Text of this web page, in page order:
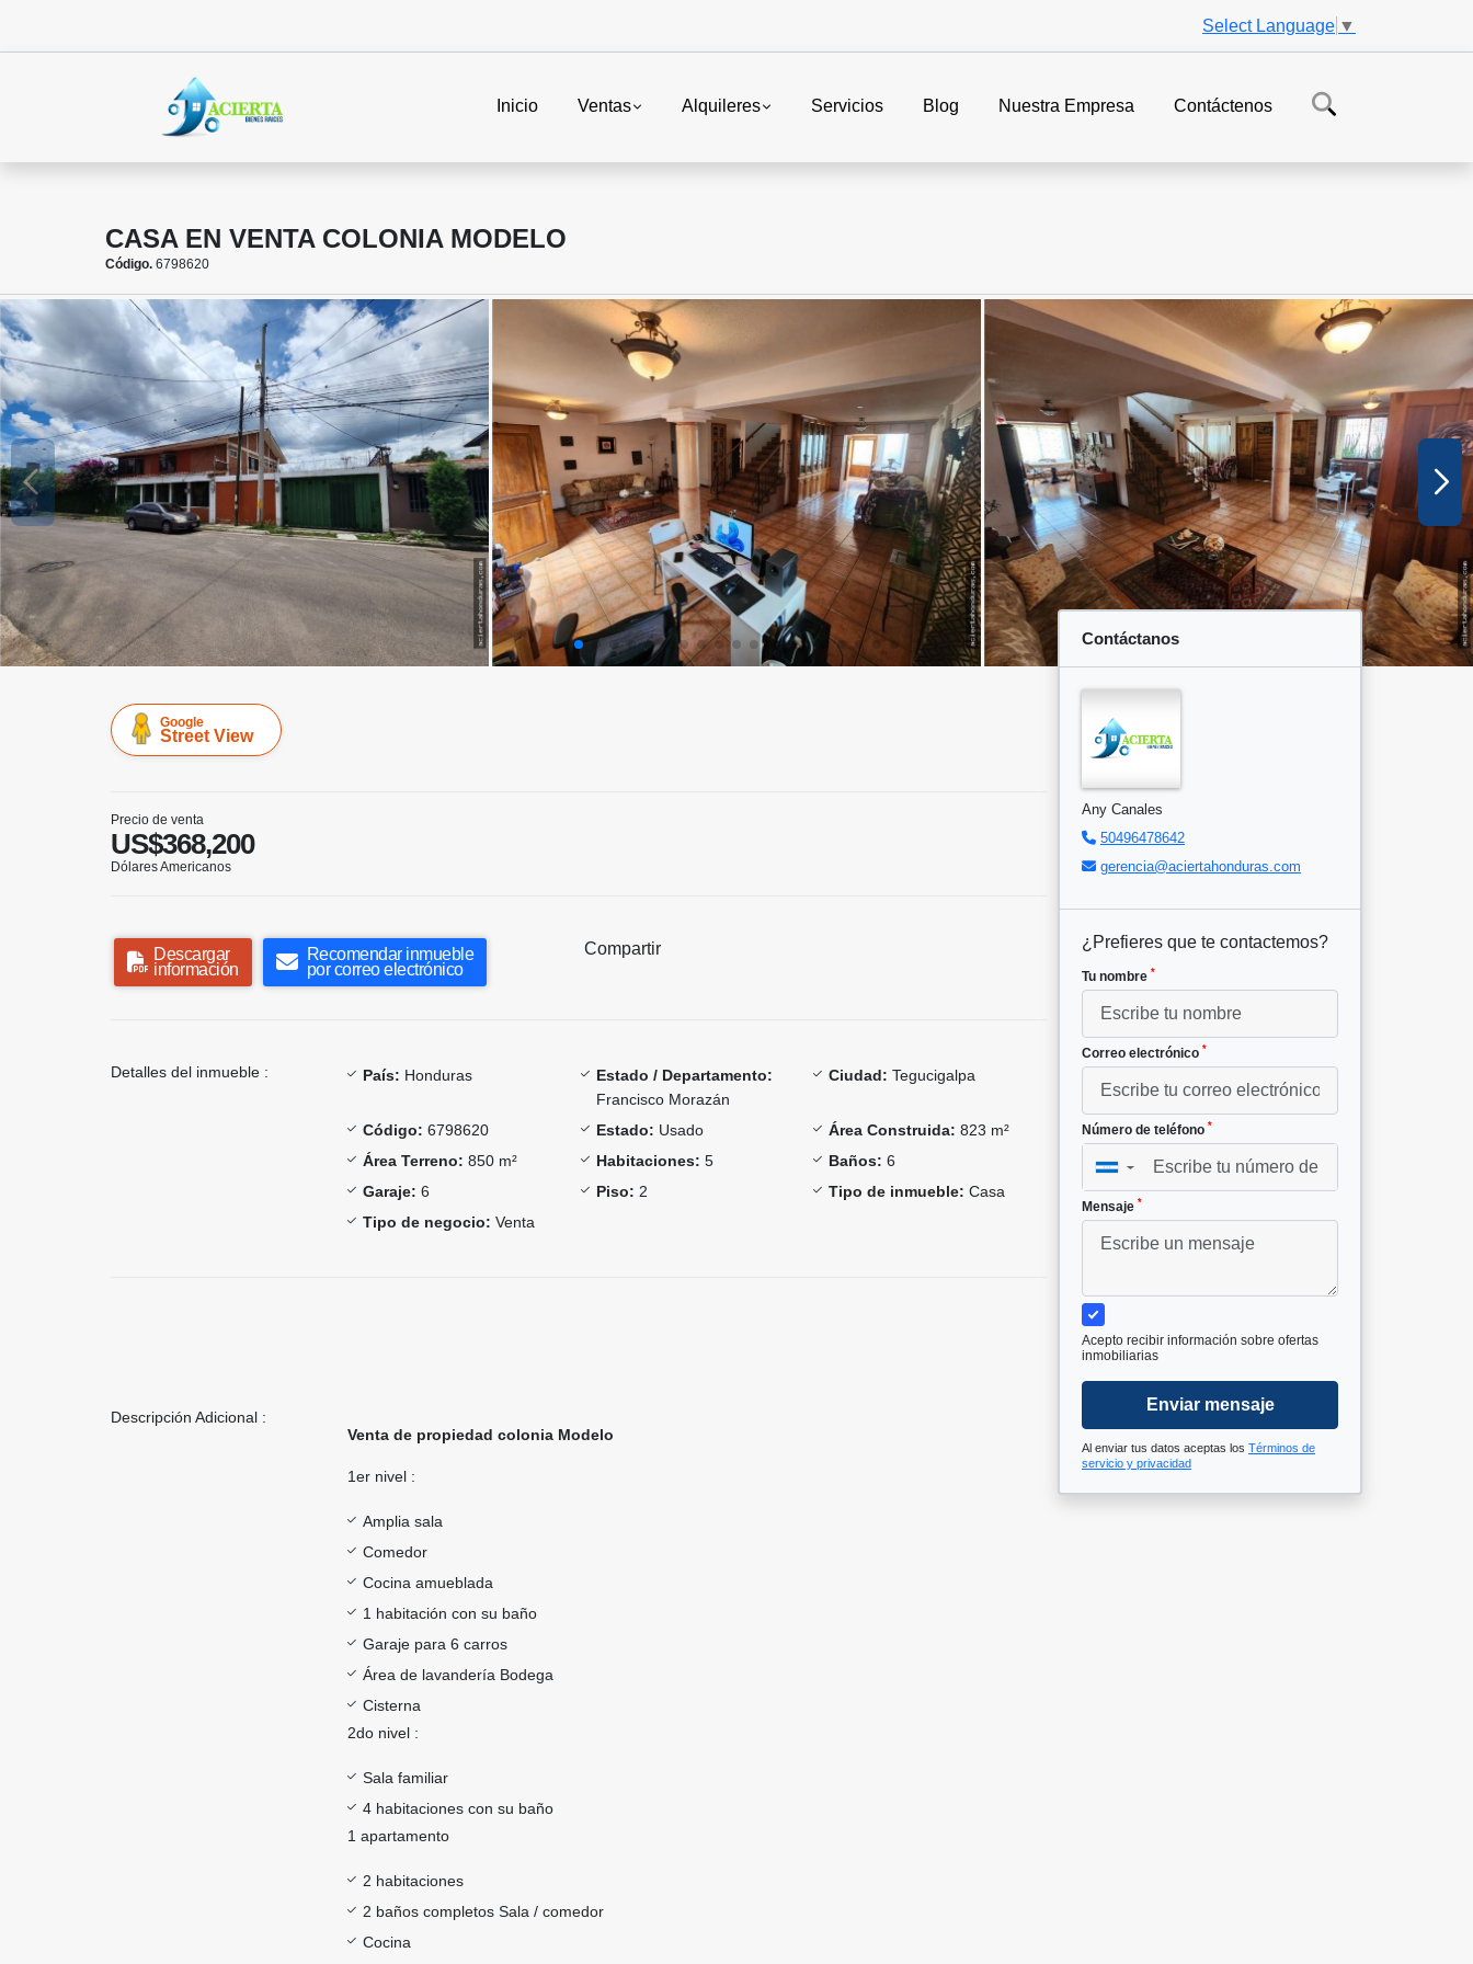
Select Language ▼
Inicio Ventas Alquileres Servicios Blog Nuestra Empresa Contáctenos
CASA EN VENTA COLONIA MODELO
Código. 6798620
Google
Street View
Precio de venta
US$368,200
Dólares Americanos
Descargar
información
Recomendar inmueble
por correo electrónico
Compartir
Detalles del inmueble : País: Honduras
Estado / Departamento:
Francisco Morazán
Ciudad: Tegucigalpa
Código: 6798620 Estado: Usado Área Construida: 823 m²
Área Terreno: 850 m² Habitaciones: 5 Baños: 6
Garaje: 6 Piso: 2 Tipo de inmueble: Casa
Tipo de negocio: Venta
Descripción Adicional :
Venta de propiedad colonia Modelo
1er nivel :
Amplia sala
Comedor
Cocina amueblada
1 habitación con su baño
Garaje para 6 carros
Área de lavandería Bodega
Cisterna
2do nivel :
Sala familiar
4 habitaciones con su baño
1 apartamento
2 habitaciones
2 baños completos Sala / comedor
Cocina
Contáctanos
Any Canales
50496478642
gerencia@aciertahonduras.com
¿Prefieres que te contactemos?
Tu nombre *
Correo electrónico *
Número de teléfono *
▼
Mensaje *
Acepto recibir información sobre ofertas
inmobiliarias
Enviar mensaje
Al enviar tus datos aceptas los Términos de
servicio y privacidad